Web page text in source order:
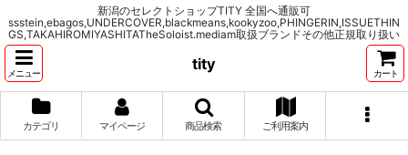
新潟のセレクトショップTITY 全国へ通販可
ssstein,ebagos,UNDERCOVER,blackmeans,kookyzoo,PHINGERIN,ISSUETHIN
GS,TAKAHIROMIYASHITATheSoloist.mediam取扱ブランドその他正規取り扱い
メニュー
tity
カート
カテゴリ マイページ 商品検索 ご利用案内